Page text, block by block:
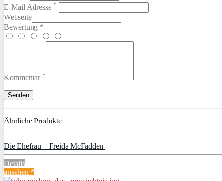
E-Mail Adresse *
Webseite
Bewertung *
Kommentar *
Ähnliche Produkte
Die Ehefrau – Freida McFadden
Details
ansehen *